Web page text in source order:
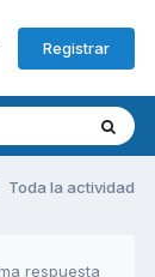
Registrar
Toda la actividad
respuesta